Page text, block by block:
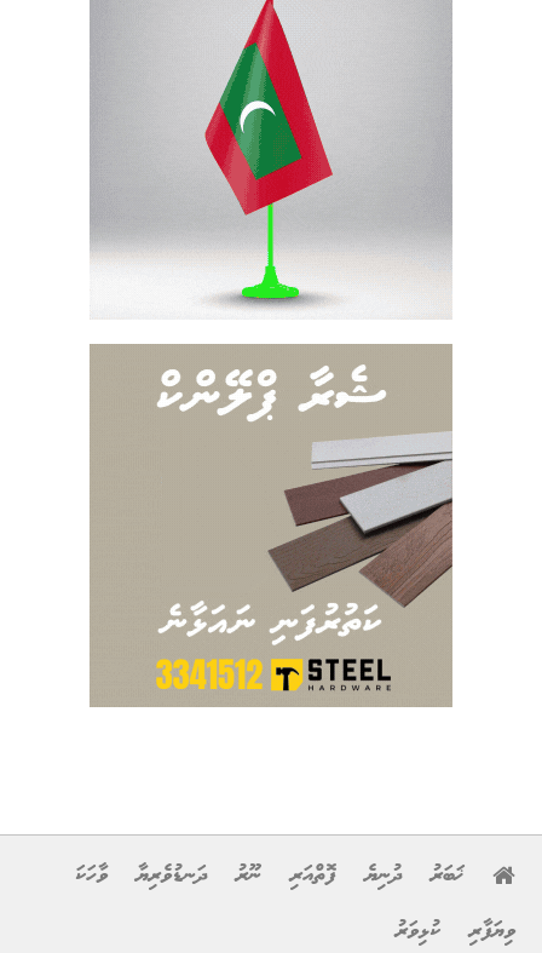
ޚަބަރު ދުނިޔެ ފޮތްއަރި ނޫރު ދަނޑުވެރިޔާ
ވާހަކަ
ވިޔަފާރި
ކުޅިވަރު